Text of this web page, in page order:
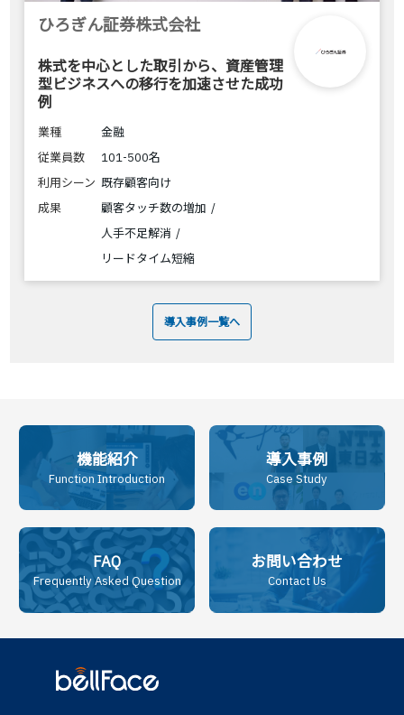
ひろぎん証券株式会社
株式を中心とした取引から、資産管理
型ビジネスへの移行を加速させた成功
例
業種
金融
従業員数
101-500名
利用シーン 既存顧客向け
成果
顧客タッチ数の増加
人手不足解消
リードタイム短縮
導入事例一覧へ
機能紹介
Function Introduction
導入事例
Case Study
FAQ
Frequently Asked Question
お問い合わせ
Contact Us